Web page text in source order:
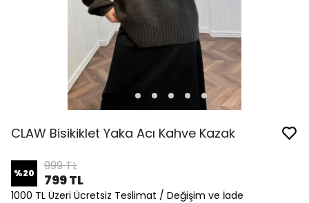
CLAW Bisikiklet Yaka Acı Kahve Kazak
%20 999 TL
799 TL
1000 TL Üzeri Ücretsiz Teslimat / Değişim ve İade